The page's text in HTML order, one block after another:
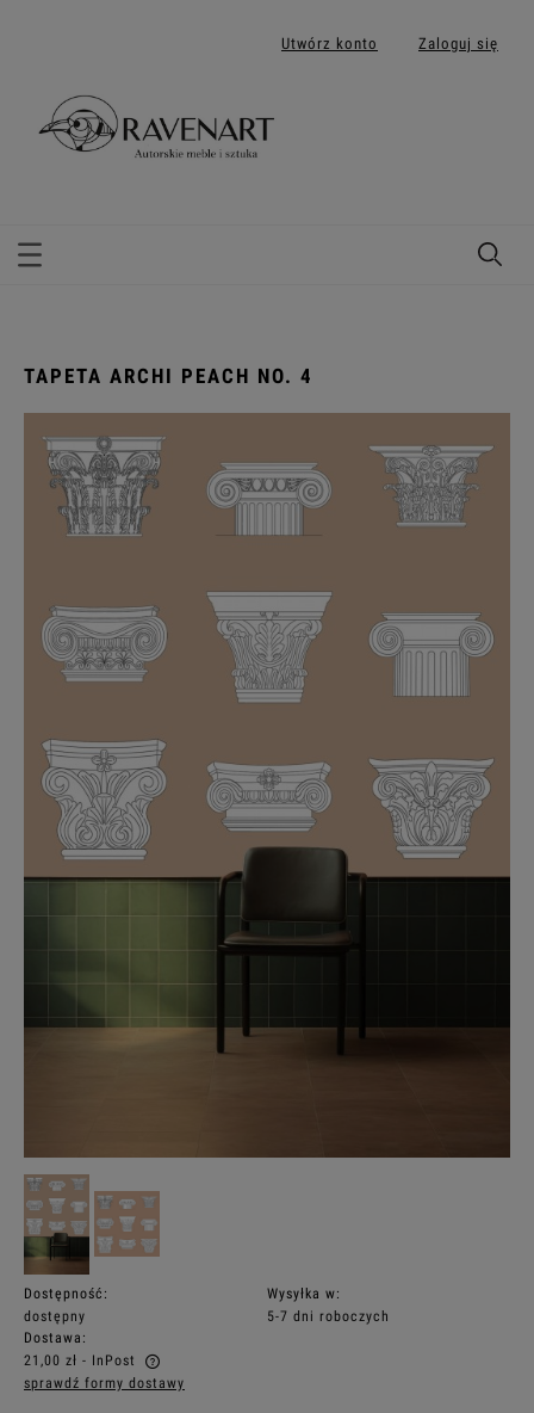
Utwórz konto Zaloguj się
TAPETA ARCHI PEACH NO. 4
Dostępność:
dostępny
Wysyłka w:
5-7 dni roboczych
Dostawa:
21,00 zł - InPost
Cena nie zawiera ewentualnych kosztów płatności
sprawdź formy dostawy